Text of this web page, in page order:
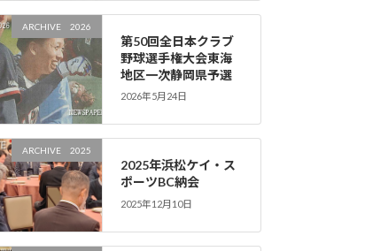
ARCHIVE 2026
第50回全日本クラブ
野球選手権大会東海
地区一次静岡県予選
2026年5月24日
ARCHIVE 2025
2025年浜松ケイ・ス
ポーツBC納会
2025年12月10日